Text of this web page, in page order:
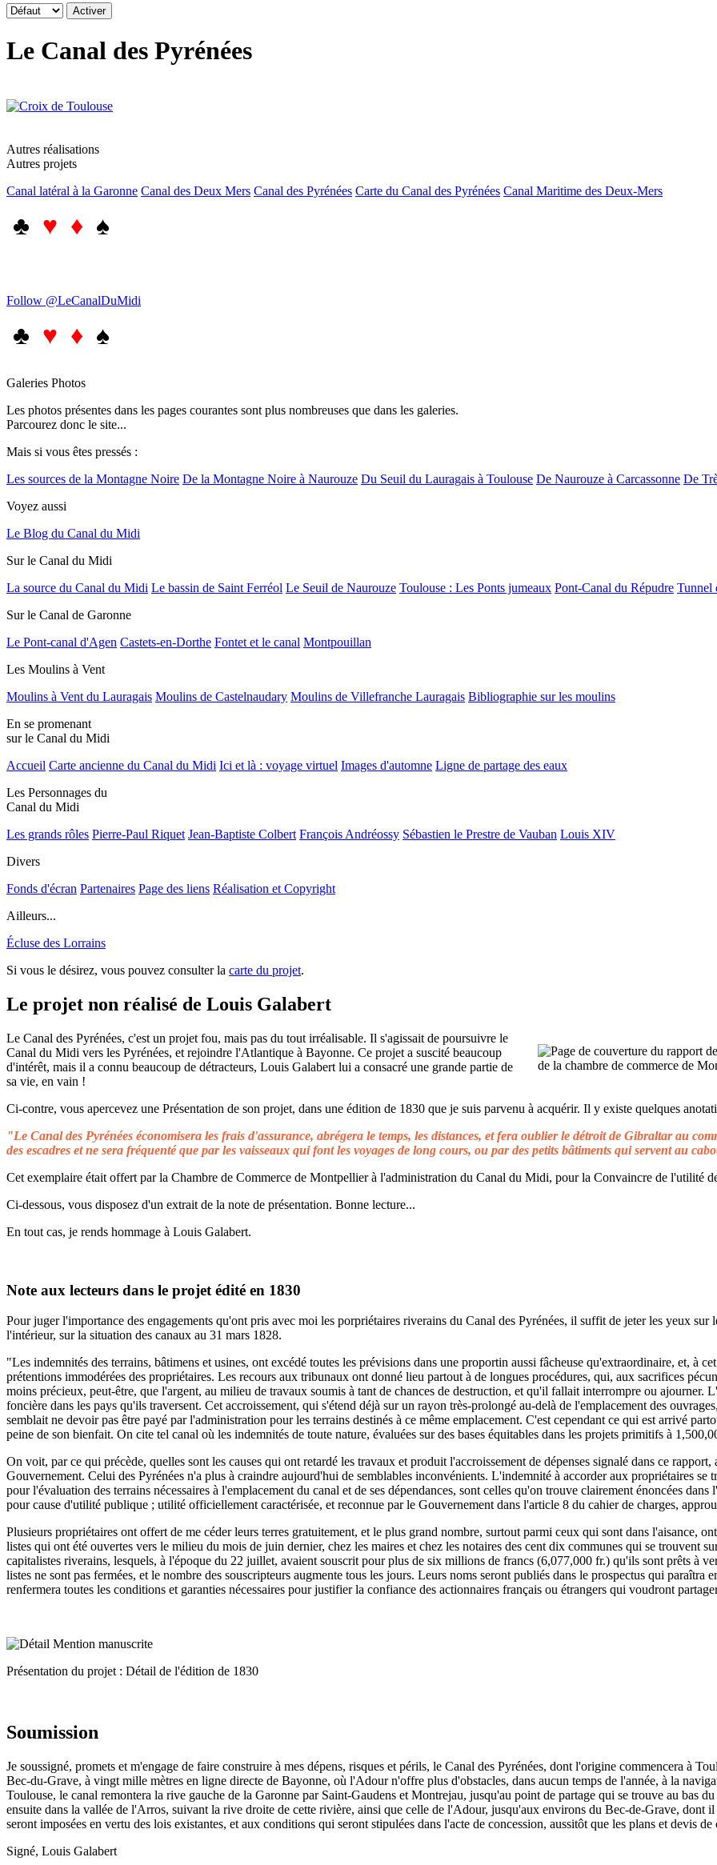
Le Canal des Pyrénées
Autres réalisations
Autres projets
Canal latéral à la Garonne Canal des Deux Mers Canal des Pyrénées Carte du Canal des Pyrénées Canal Maritime des Deux-Mers
♣ ♥ ♦ ♠
Follow @LeCanalDuMidi
♣ ♥ ♦ ♠
Galeries Photos
Les photos présentes dans les pages courantes sont plus nombreuses que dans les galeries.
Parcourez donc le site...
Mais si vous êtes pressés :
Les sources de la Montagne Noire De la Montagne Noire à Naurouze Du Seuil du Lauragais à Toulouse De Naurouze à Carcassonne De
Voyez aussi
Le Blog du Canal du Midi
Sur le Canal du Midi
La source du Canal du Midi Le bassin de Saint Ferréol Le Seuil de Naurouze Toulouse : Les Ponts jumeaux Pont-Canal du Répudre Tunnel
Sur le Canal de Garonne
Le Pont-canal d'Agen Castets-en-Dorthe Fontet et le canal Montpouillan
Les Moulins à Vent
Moulins à Vent du Lauragais Moulins de Castelnaudary Moulins de Villefranche Lauragais Bibliographie sur les moulins
En se promenant
sur le Canal du Midi
Accueil Carte ancienne du Canal du Midi Ici et là : voyage virtuel Images d'automne Ligne de partage des eaux
Les Personnages du
Canal du Midi
Les grands rôles Pierre-Paul Riquet Jean-Baptiste Colbert François Andréossy Sébastien le Prestre de Vauban Louis XIV
Divers
Fonds d'écran Partenaires Page des liens Réalisation et Copyright
Ailleurs...
Écluse des Lorrains
Si vous le désirez, vous pouvez consulter la carte du projet.
Le projet non réalisé de Louis Galabert
Le Canal des Pyrénées, c'est un projet fou, mais pas du tout irréalisable. Il s'agissait de poursuivre le
Canal du Midi vers les Pyrénées, et rejoindre l'Atlantique à Bayonne. Ce projet a suscité beaucoup
d'intérêt, mais il a connu beaucoup de détracteurs, Louis Galabert lui a consacré une grande partie de
sa vie, en vain !
Ci-contre, vous apercevez une Présentation de son projet, dans une édition de 1830 que je suis parvenu à acquérir. Il y existe quelques
"Le Canal des Pyrénées économisera les frais d'assurance, abrégera le temps, les distances, et fera oublier le détroit de Gibraltar au
des escadres et ne sera fréquenté que par les vaisseaux qui font les voyages de long cours, ou par des petits bâtiments qui servent au
Cet exemplaire était offert par la Chambre de Commerce de Montpellier à l'administration du Canal du Midi, pour la Convaincre de l'utilité
Ci-dessous, vous disposez d'un extrait de la note de présentation. Bonne lecture...
En tout cas, je rends hommage à Louis Galabert.
Note aux lecteurs dans le projet édité en 1830
Pour juger l'importance des engagements qu'ont pris avec moi les porpriétaires riverains du Canal des Pyrénées, il suffit de jeter les yeux
l'intérieur, sur la situation des canaux au 31 mars 1828.
"Les indemnités des terrains, bâtimens et usines, ont excédé toutes les prévisions dans une proportin aussi fâcheuse qu'extraordinaire, et, à
prétentions immodérées des propriétaires. Les recours aux tribunaux ont donné lieu partout à de longues procédures, qui, aux sacrifices
moins précieux, peut-être, que l'argent, au milieu de travaux soumis à tant de chances de destruction, et qu'il fallait interrompre ou ajourner.
foncière dans les pays qu'ils traversent. Cet accroissement, qui s'étend déjà sur un rayon très-prolongé au-delà de l'emplacement des
semblait ne devoir pas être payé par l'administration pour les terrains destinés à ce même emplacement. C'est cependant ce qui est arrivé
peine de son bienfait. On cite tel canal où les indemnités de toute nature, évaluées sur des bases équitables dans les projets primitifs à
On voit, par ce qui précède, quelles sont les causes qui ont retardé les travaux et produit l'accroissement de dépenses signalé dans ce
Gouvernement. Celui des Pyrénées n'a plus à craindre aujourd'hui de semblables inconvénients. L'indemnité à accorder aux propriétaires se
pour l'évaluation des terrains nécessaires à l'emplacement du canal et de ses dépendances, sont celles qu'on trouve clairement énoncées
pour cause d'utilité publique ; utilité officiellement caractérisée, et reconnue par le Gouvernement dans l'article 8 du cahier de charges,
Plusieurs propriétaires ont offert de me céder leurs terres gratuitement, et le plus grand nombre, surtout parmi ceux qui sont dans l'aisance,
listes qui ont été ouvertes vers le milieu du mois de juin dernier, chez les maires et chez les notaires des cent dix communes qui se trouvent
capitalistes riverains, lesquels, à l'époque du 22 juillet, avaient souscrit pour plus de six millions de francs (6,077,000 fr.) qu'ils sont prêts à
listes ne sont pas fermées, et le nombre des souscripteurs augmente tous les jours. Leurs noms seront publiés dans le prospectus qui
renfermera toutes les conditions et garanties nécessaires pour justifier la confiance des actionnaires français ou étrangers qui voudront
Présentation du projet : Détail de l'édition de 1830
Soumission
Je soussigné, promets et m'engage de faire construire à mes dépens, risques et périls, le Canal des Pyrénées, dont l'origine commencera à
Bec-du-Grave, à vingt mille mètres en ligne directe de Bayonne, où l'Adour n'offre plus d'obstacles, dans aucun temps de l'année, à la
Toulouse, le canal remontera la rive gauche de la Garonne par Saint-Gaudens et Montrejau, jusqu'au point de partage qui se trouve au bas
ensuite dans la vallée de l'Arros, suivant la rive droite de cette rivière, ainsi que celle de l'Adour, jusqu'aux environs du Bec-de-Grave, dont
seront imposées en vertu des lois existantes, et aux conditions qui seront stipulées dans l'acte de concession, aussitôt que les plans et devis
Signé, Louis Galabert